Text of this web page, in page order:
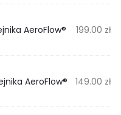
AeroFlow® 199.00 zł
AeroFlow® 149.00 zł